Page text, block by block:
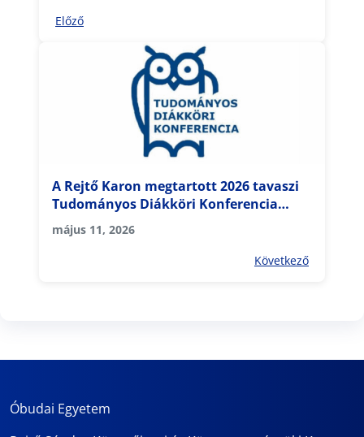
Előző
A Rejtő Karon megtartott 2026 tavaszi
Tudományos Diákköri Konferencia
eredményei
május 11, 2026
Következő
Óbudai Egyetem